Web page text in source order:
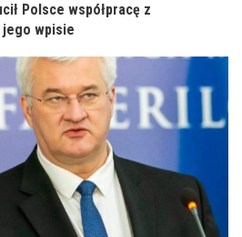
Polsce współpracę z
jego wpisie